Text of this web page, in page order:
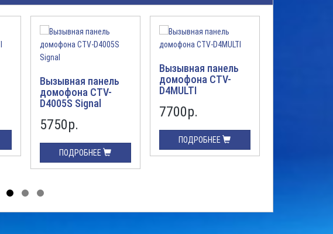
Вызывная панель
домофона CTV-
D4005S Signal
5750р.
ПОДРОБНЕЕ
Вызывная панель
домофона CTV-
D4MULTI
7700р.
ПОДРОБНЕЕ